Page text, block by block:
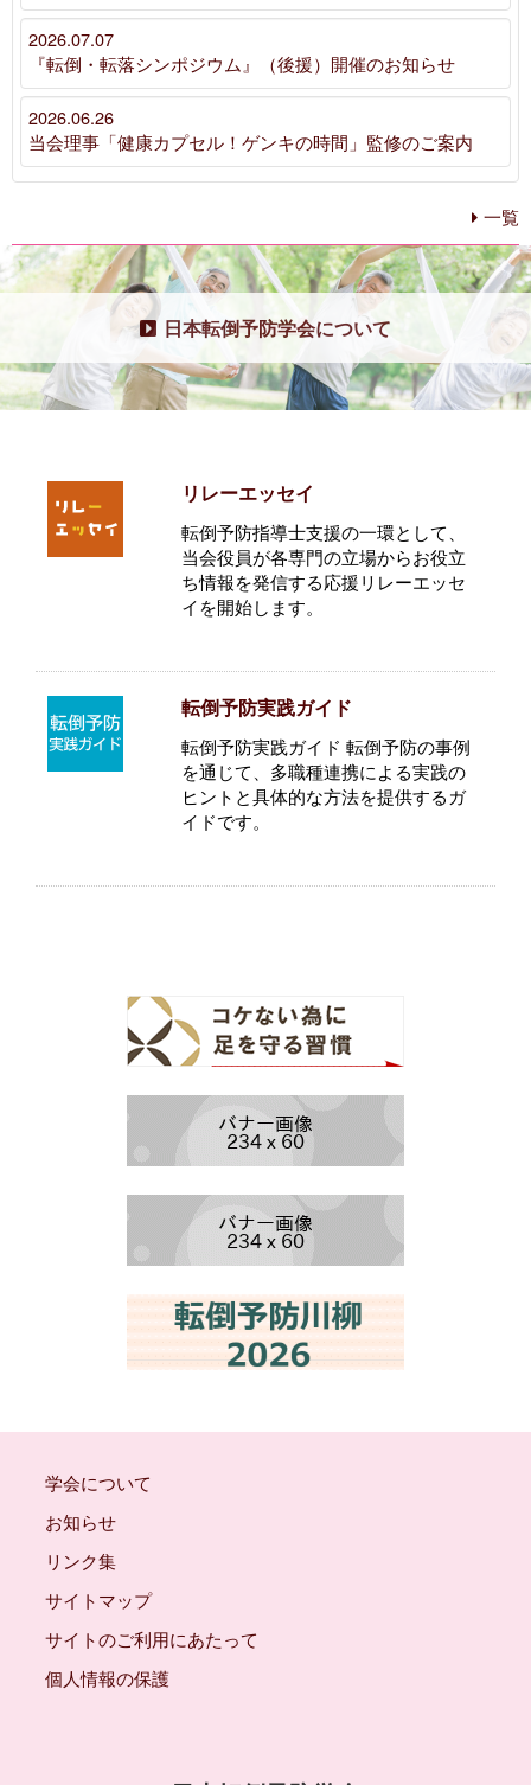
2026.07.07
『転倒・転落シンポジウム』（後援）開催のお知らせ
2026.06.26
当会理事「健康カプセル！ゲンキの時間」監修のご案内
一覧
日本転倒予防学会について
リレーエッセイ
転倒予防指導士支援の一環として、
当会役員が各専門の立場からお役立
ち情報を発信する応援リレーエッセ
イを開始します。
転倒予防実践ガイド
転倒予防実践ガイド 転倒予防の事例
を通じて、多職種連携による実践の
ヒントと具体的な方法を提供するガ
イドです。
学会について
お知らせ
リンク集
サイトマップ
サイトのご利用にあたって
個人情報の保護